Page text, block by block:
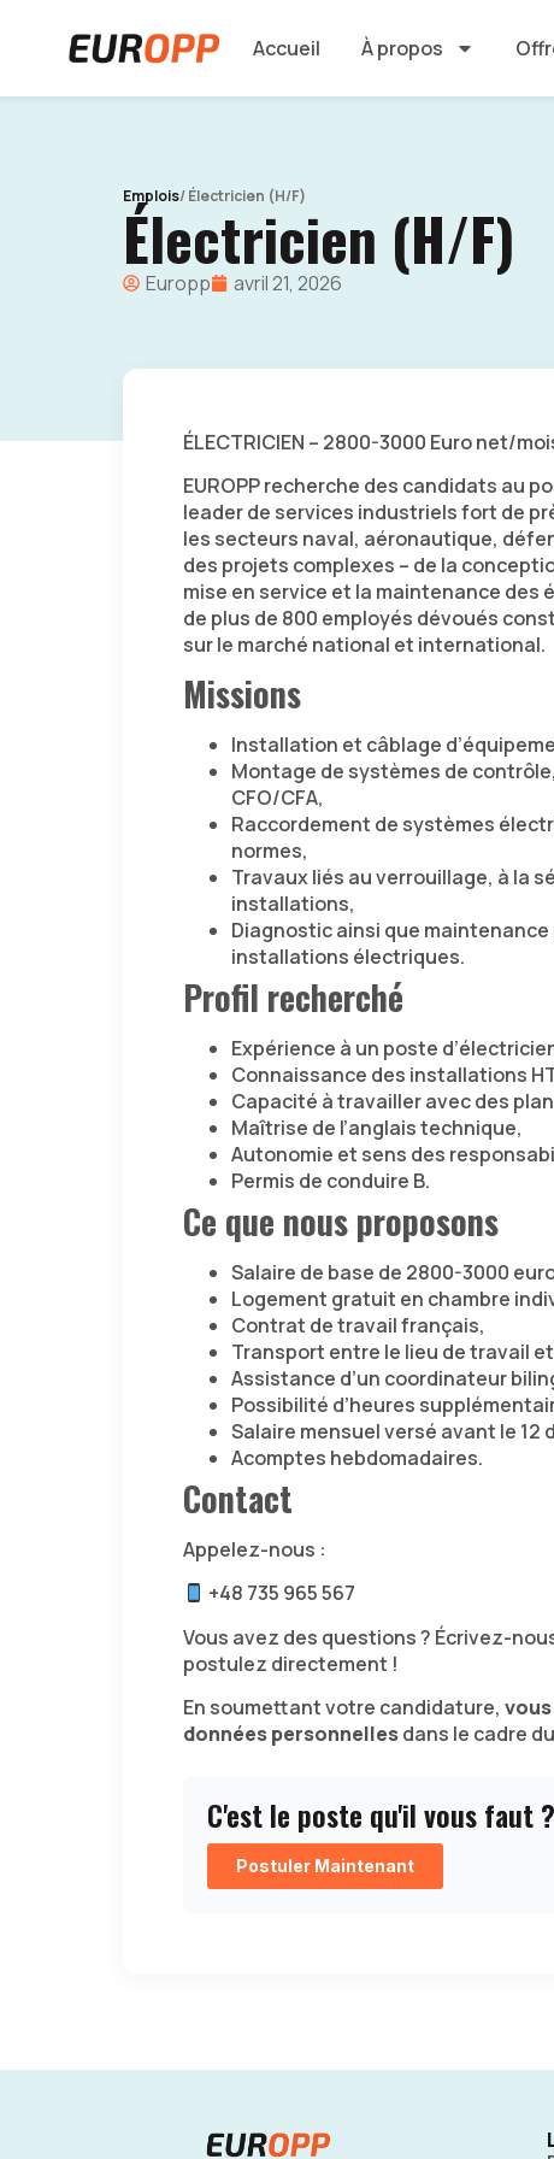
Accueil À propos
Emplois/ Électricien (H/F)
Électricien (H/F)
Europp avril 21, 2026
ÉLECTRICIEN – 2800-3000 Euro net/
EUROPP recherche des candidats au
leader de services industriels fort de
les secteurs naval, aéronautique,
des projets complexes – de la
mise en service et la maintenance des
de plus de 800 employés dévoués
sur le marché national et international.
Missions
Installation et câblage
Montage de systèmes de
CFO/CFA,
Raccordement de systèmes
normes,
Travaux liés au verrouillage, à la
installations,
Diagnostic ainsi que
installations électriques.
Profil recherché
Expérience à un poste
Connaissance des installations
Capacité à travailler avec des
Maîtrise de l’anglais technique,
Autonomie et sens des
Permis de conduire B.
Ce que nous proposons
Salaire de base de 2800-3000
Logement gratuit en chambre
Contrat de travail français,
Transport entre le lieu de travail
Assistance d’un coordinateur
Possibilité d’heures
Salaire mensuel versé avant le 12
Acomptes hebdomadaires.
Contact
Appelez-nous :
+48 735 965 567
Vous avez des questions ? Écrivez-
postulez directement !
En soumettant votre candidature,
données personnellesdans le cadre
C'est le poste qu'il vous faut ?
Postuler Maintenant